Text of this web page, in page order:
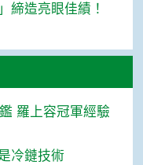
締造亮眼佳績！
羅上容冠軍經驗
冷鏈技術